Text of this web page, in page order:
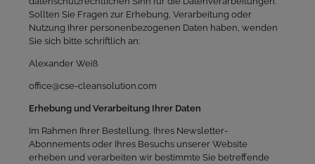
Sollten Sie Fragen zur Erhebung, Verarbeitung oder
Nutzung Ihrer personenbezogenen Daten haben, wenden
Sie sich bitte schriftlich an:
Alexander Weiß
office@cse-cleansolution.com
Erhebung und Verarbeitung Ihrer Daten
Im Rahmen Ihrer Bestellung, Ihres Newsletter-
Abonnements oder Ihres Besuchs unserer Website
erheben und verarbeiten wir bestimmte Sie betreffende